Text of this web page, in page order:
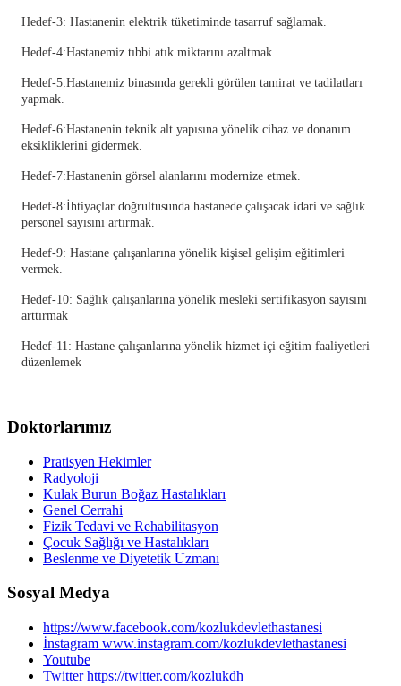
Hedef-3: Hastanenin elektrik tüketiminde tasarruf sağlamak.
Hedef-4:Hastanemiz tıbbi atık miktarını azaltmak.
Hedef-5:Hastanemiz binasında gerekli görülen tamirat ve tadilatları
yapmak.
Hedef-6:Hastanenin teknik alt yapısına yönelik cihaz ve donanım
eksikliklerini gidermek.
Hedef-7:Hastanenin görsel alanlarını modernize etmek.
Hedef-8:İhtiyaçlar doğrultusunda hastanede çalışacak idari ve sağlık
personel sayısını artırmak.
Hedef-9: Hastane çalışanlarına yönelik kişisel gelişim eğitimleri
vermek.
Hedef-10: Sağlık çalışanlarına yönelik mesleki sertifikasyon sayısını
arttırmak
Hedef-11: Hastane çalışanlarına yönelik hizmet içi eğitim faaliyetleri
düzenlemek
Doktorlarımız
Pratisyen Hekimler
Radyoloji
Kulak Burun Boğaz Hastalıkları
Genel Cerrahi
Fizik Tedavi ve Rehabilitasyon
Çocuk Sağlığı ve Hastalıkları
Beslenme ve Diyetetik Uzmanı
Sosyal Medya
https://www.facebook.com/kozlukdevlethastanesi
İnstagram www.instagram.com/kozlukdevlethastanesi
Youtube
Twitter https://twitter.com/kozlukdh